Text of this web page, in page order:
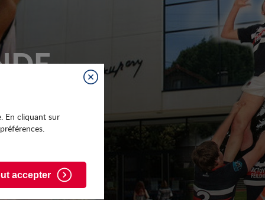
Fermer
En cliquant sur
accepter